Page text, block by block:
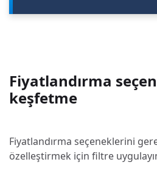
Fiyatlandırma
keşfetme
Fiyatlandırma seçeneklerini
özelleştirmek için filtre